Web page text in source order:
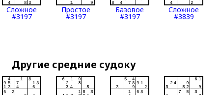
Сложное
#3197
Простое
#3197
Базовое
#3197
Сложное
#3839
Другие средние судоку